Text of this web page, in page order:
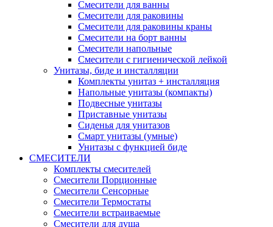
Смесители для ванны
Смесители для раковины
Смесители для раковины краны
Смесители на борт ванны
Смесители напольные
Смесители с гигиенической лейкой
Унитазы, биде и инсталляции
Комплекты унитаз + инсталляция
Напольные унитазы (компакты)
Подвесные унитазы
Приставные унитазы
Сиденья для унитазов
Смарт унитазы (умные)
Унитазы с функцией биде
СМЕСИТЕЛИ
Комплекты смесителей
Смесители Порционные
Смесители Сенсорные
Смесители Термостаты
Смесители встраиваемые
Смесители для душа